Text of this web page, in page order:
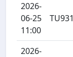
2026-
06-25
11:00
TU931
2026-